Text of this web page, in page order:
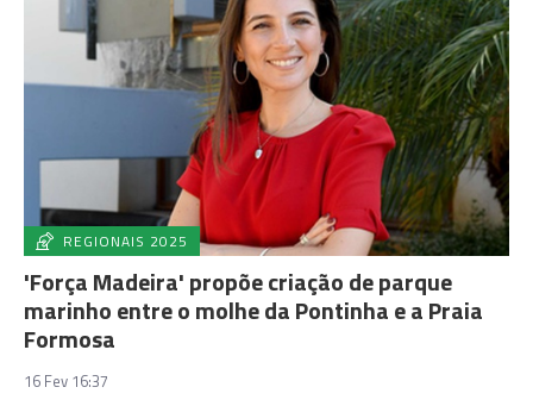
REGIONAIS 2025
'Força Madeira' propõe criação de parque
marinho entre o molhe da Pontinha e a Praia
Formosa
16 Fev 16:37